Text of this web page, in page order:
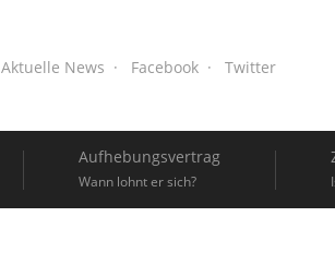
Aktuelle News Facebook Twitter
Aufhebungsvertrag
Wann lohnt er sich?